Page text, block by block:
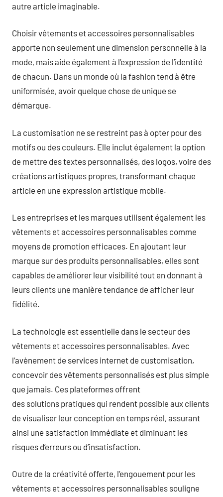
autre article imaginable.
Choisir vêtements et accessoires personnalisables
apporte non seulement une dimension personnelle à la
mode, mais aide également à l’expression de l’identité
de chacun. Dans un monde où la fashion tend à être
uniformisée, avoir quelque chose de unique se
démarque.
La customisation ne se restreint pas à opter pour des
motifs ou des couleurs. Elle inclut également la option
de mettre des textes personnalisés, des logos, voire des
créations artistiques propres, transformant chaque
article en une expression artistique mobile.
Les entreprises et les marques utilisent également les
vêtements et accessoires personnalisables comme
moyens de promotion efficaces. En ajoutant leur
marque sur des produits personnalisables, elles sont
capables de améliorer leur visibilité tout en donnant à
leurs clients une manière tendance de afficher leur
fidélité.
La technologie est essentielle dans le secteur des
vêtements et accessoires personnalisables. Avec
l’avènement de services internet de customisation,
concevoir des vêtements personnalisés est plus simple
que jamais. Ces plateformes offrent
des solutions pratiques qui rendent possible aux clients
de visualiser leur conception en temps réel, assurant
ainsi une satisfaction immédiate et diminuant les
risques d’erreurs ou d’insatisfaction.
Outre de la créativité offerte, l’engouement pour les
vêtements et accessoires personnalisables souligne